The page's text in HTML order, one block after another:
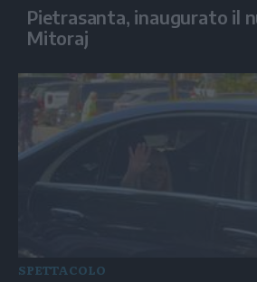
Pietrasanta, inaugurato il
Mitoraj
SPETTACOLO